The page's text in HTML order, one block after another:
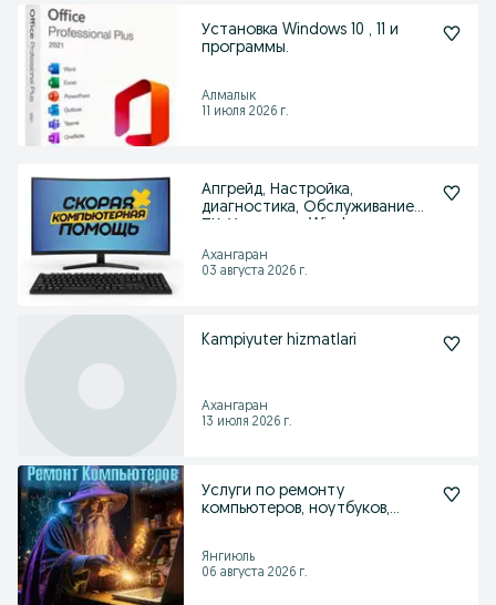
Установка Windows 10 , 11 и
программы.
Алмалык
11 июля 2026 г.
Апгрейд, Настройка,
диагностика, Обслуживание
Ахангаран
03 августа 2026 г.
Kampiyuter hizmatlari
Ахангаран
13 июля 2026 г.
Услуги по ремонту
компьютеров, ноутбуков,
Янгиюль
06 августа 2026 г.